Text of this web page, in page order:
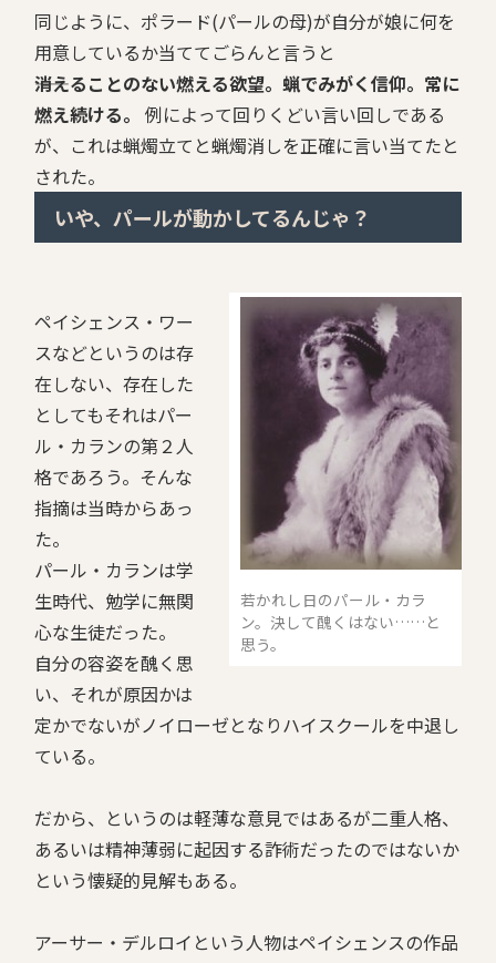
同じように、ポラード(パールの母)が自分が娘に何を
用意しているか当ててごらんと言うと
――消えることのない燃える欲望。蝋でみがく信仰。常に
燃え続ける。 例によって回りくどい言い回しである
が、これは蝋燭立てと蝋燭消しを正確に言い当てたと
された。
いや、パールが動かしてるんじゃ？
若かれし日のパール・カラ
ン。決して醜くはない……と
思う。
ペイシェンス・ワー
スなどというのは存
在しない、存在した
としてもそれはパー
ル・カランの第２人
格であろう。そんな
指摘は当時からあっ
た。
パール・カランは学
生時代、勉学に無関
心な生徒だった。
自分の容姿を醜く思
い、それが原因かは
定かでないがノイローゼとなりハイスクールを中退し
ている。
だから、というのは軽薄な意見ではあるが二重人格、
あるいは精神薄弱に起因する詐術だったのではないか
という懐疑的見解もある。
アーサー・デルロイという人物はペイシェンスの作品